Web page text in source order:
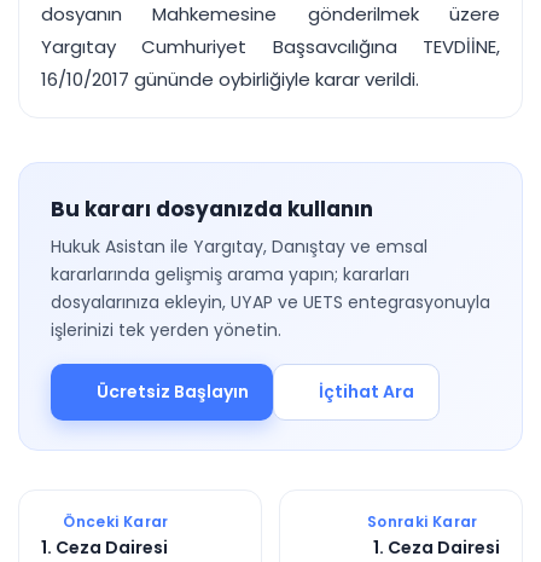
dosyanın Mahkemesine gönderilmek üzere
Yargıtay Cumhuriyet Başsavcılığına TEVDİİNE,
16/10/2017 gününde oybirliğiyle karar verildi.
Bu kararı dosyanızda kullanın
Hukuk Asistan ile Yargıtay, Danıştay ve emsal
kararlarında gelişmiş arama yapın; kararları
dosyalarınıza ekleyin, UYAP ve UETS entegrasyonuyla
işlerinizi tek yerden yönetin.
Ücretsiz Başlayın İçtihat Ara
Önceki Karar
1. Ceza Dairesi
Sonraki Karar
1. Ceza Dairesi